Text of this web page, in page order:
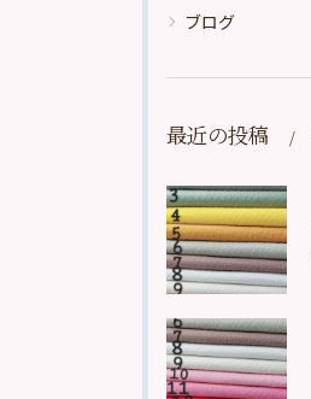
ブログ
最近の投稿